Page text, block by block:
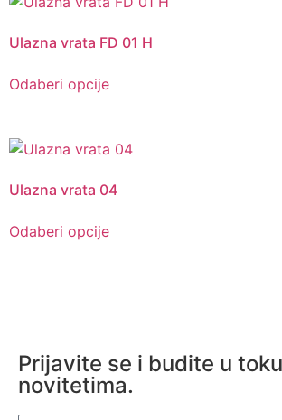
Ulazna vrata FD 01 H
Odaberi opcije
Ulazna vrata 04
Odaberi opcije
Prijavite se i budite u
novitetima.